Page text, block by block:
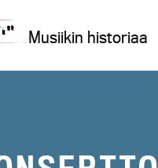
Musiikin historiaa